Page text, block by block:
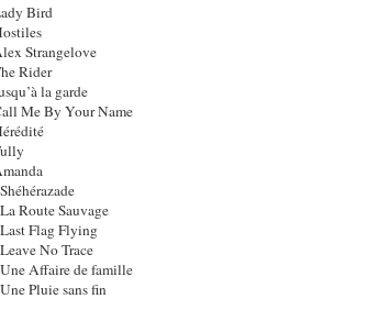
Bird
Strangelove
Rider
la garde
Me By Your Name
Route Sauvage
Flag Flying
No Trace
Affaire de famille
Pluie sans fin